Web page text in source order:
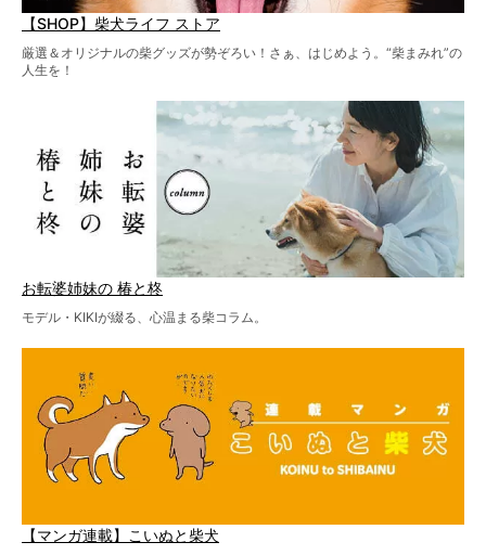
【SHOP】柴犬ライフ ストア
厳選＆オリジナルの柴グッズが勢ぞろい！さぁ、はじめよう。“柴まみれ”の
人生を！
お転婆姉妹の 椿と柊
モデル・KIKIが綴る、心温まる柴コラム。
【マンガ連載】こいぬと柴犬